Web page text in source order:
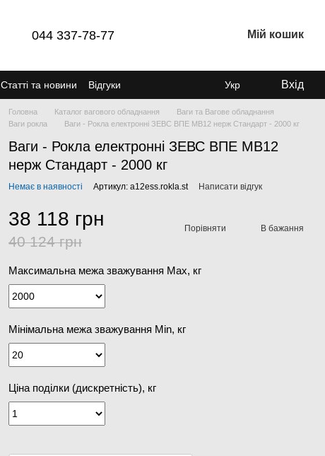
044 337-78-77 Мій кошик
Статті та новини
Відгуки
Укр Вхід
Головна Каталог вагового обладнання
Ваги та Вагове обладнання
Ваги рокла
Ваги - Рокла електронні ЗЕВС ВПЕ МВ12 нерж Стандарт - 2000 кг
Ваги - Рокла електронні ЗЕВС ВПЕ МВ12
нерж Стандарт - 2000 кг
Немає в наявності Артикул: a12ess.rokla.st Написати відгук
38 118 грн
40 124 грн
Порівняти В бажання
Максимальна межа зважування Мах, кг
Мінімальна межа зважування Min, кг
Ціна поділки (дискретність), кг